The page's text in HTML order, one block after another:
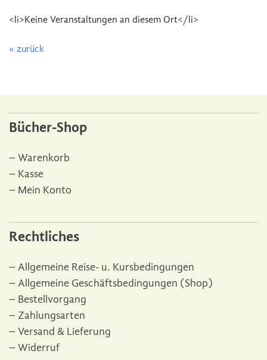
<li>Keine Veranstaltungen an diesem Ort</li>
« zurück
Bücher-Shop
Warenkorb
Kasse
Mein Konto
Rechtliches
Allgemeine Reise- u. Kursbedingungen
Allgemeine Geschäftsbedingungen (Shop)
Bestellvorgang
Zahlungsarten
Versand & Lieferung
Widerruf